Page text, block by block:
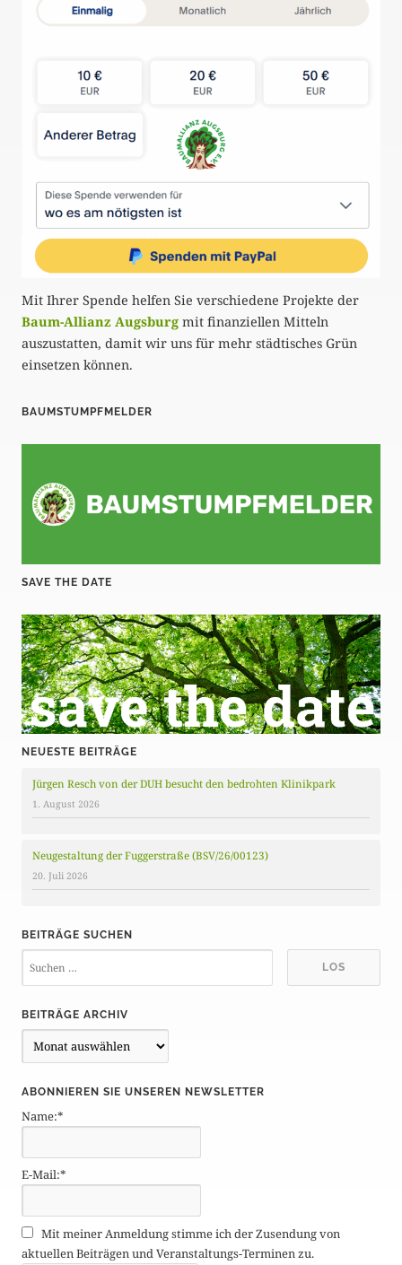
Mit Ihrer Spende helfen Sie verschiedene Projekte der
Baum-Allianz Augsburg mit finanziellen Mitteln
auszustatten, damit wir uns für mehr städtisches Grün
einsetzen können.
BAUMSTUMPFMELDER
SAVE THE DATE
NEUESTE BEITRÄGE
Jürgen Resch von der DUH besucht den bedrohten Klinikpark
1. August 2026
Neugestaltung der Fuggerstraße (BSV/26/00123)
20. Juli 2026
BEITRÄGE SUCHEN
BEITRÄGE ARCHIV
e
t
r
g
e
r
c
h
ABONNIEREN SIE UNSEREN NEWSLETTER
Name:*
E-Mail:*
Mit meiner Anmeldung stimme ich der Zusendung von
aktuellen Beiträgen und Veranstaltungs-Terminen zu.